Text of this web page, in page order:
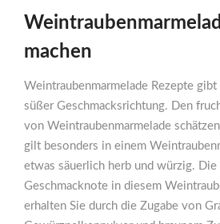
machen
Weintraubenmarmelade Rezepte gibt
süßer Geschmacksrichtung. Den
von Weintraubenmarmelade
gilt besonders in einem
etwas säuerlich herb und würzig. Die
Geschmacknote in diesem
erhalten Sie durch die Zugabe von